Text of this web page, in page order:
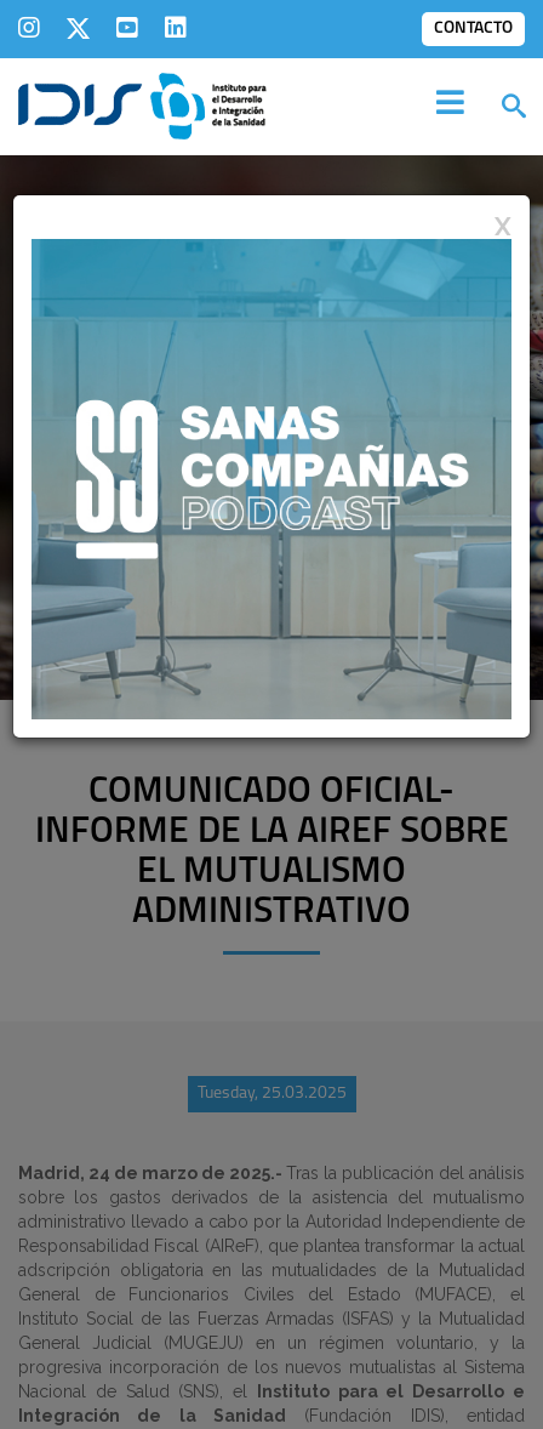
CONTACTO
COMUNICADOS
COMUNICADO OFICIAL-
INFORME DE LA AIREF SOBRE
EL MUTUALISMO
ADMINISTRATIVO
Tuesday, 25.03.2025
Madrid, 24 de marzo de 2025.- Tras la publicación del análisis
sobre los gastos derivados de la asistencia del mutualismo
administrativo llevado a cabo por la Autoridad Independiente de
Responsabilidad Fiscal (AIReF), que plantea transformar la actual
adscripción obligatoria en las mutualidades de la Mutualidad
General de Funcionarios Civiles del Estado (MUFACE), el
Instituto Social de las Fuerzas Armadas (ISFAS) y la Mutualidad
General Judicial (MUGEJU) en un régimen voluntario, y la
progresiva incorporación de los nuevos mutualistas al Sistema
Nacional de Salud (SNS), el
Instituto para el Desarrollo e
Integración de la Sanidad
(Fundación IDIS), entidad
X